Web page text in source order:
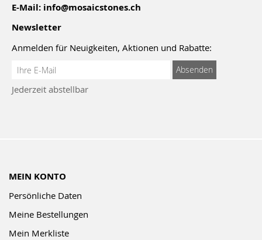
E-Mail: info@mosaicstones.ch
Newsletter
Anmelden für Neuigkeiten, Aktionen und Rabatte:
Anmeldung
Newsletter:
Absenden
Jederzeit abstellbar
MEIN KONTO
Persönliche Daten
Meine Bestellungen
Mein Merkliste